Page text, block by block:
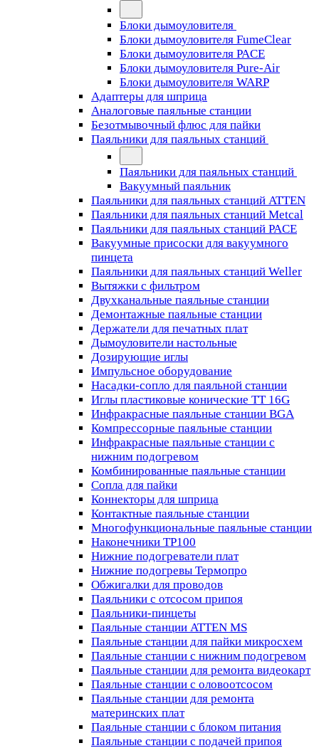
Блоки дымоуловителя
Блоки дымоуловителя FumeClear
Блоки дымоуловителя PACE
Блоки дымоуловителя Pure-Air
Блоки дымоуловителя WARP
Адаптеры для шприца
Аналоговые паяльные станции
Безотмывочный флюс для пайки
Паяльники для паяльных станций
Паяльники для паяльных станций
Вакуумный паяльник
Паяльники для паяльных станций ATTEN
Паяльники для паяльных станций Metcal
Паяльники для паяльных станций PACE
Вакуумные присоски для вакуумного
пинцета
Паяльники для паяльных станций Weller
Вытяжки с фильтром
Двухканальные паяльные станции
Демонтажные паяльные станции
Держатели для печатных плат
Дымоуловители настольные
Дозирующие иглы
Импульсное оборудование
Насадки-сопло для паяльной станции
Иглы пластиковые конические TT 16G
Инфракрасные паяльные станции BGA
Компрессорные паяльные станции
Инфракрасные паяльные станции с
нижним подогревом
Комбинированные паяльные станции
Сопла для пайки
Коннекторы для шприца
Контактные паяльные станции
Многофункциональные паяльные станции
Наконечники TP100
Нижние подогреватели плат
Нижние подогревы Термопро
Обжигалки для проводов
Паяльники с отсосом припоя
Паяльники-пинцеты
Паяльные станции ATTEN MS
Паяльные станции для пайки микросхем
Паяльные станции с нижним подогревом
Паяльные станции для ремонта видеокарт
Паяльные станции с оловоотсосом
Паяльные станции для ремонта
материнских плат
Паяльные станции с блоком питания
Паяльные станции с подачей припоя